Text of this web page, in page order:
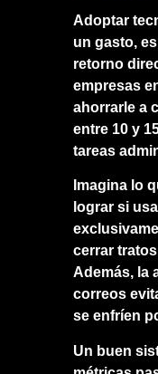
Adoptar
un gasto,
retorno
empresas
ahorrarle a
entre 10 y
tareas
Imagina lo
lograr si
cerrar
Además, la
correos
se enfríen
Un buen